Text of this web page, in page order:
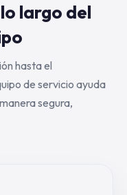
largo del
hasta el
de servicio ayuda
segura,